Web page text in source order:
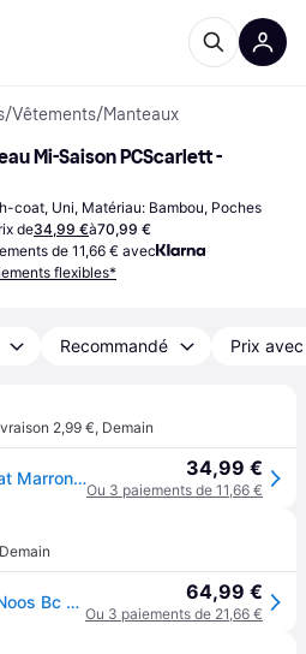
/Vêtements/Manteaux
Mi-Saison PCScarlett -
coat, Uni, Matériau: Bambou, Poches
de34,99 €à70,99 €
de 11,66 € avec
flexibles*
Recommandé Prix
2,99 €, Demain
Pieces Scarlett Trench Coat Marron 2XL Femme 34,99 €
Ou 3 paiements de 11,66 €
Demain
Pcscarlett Ls Trenchcoat Noos Bc par Pieces 64,99 €
Ou 3 paiements de 21,66 €